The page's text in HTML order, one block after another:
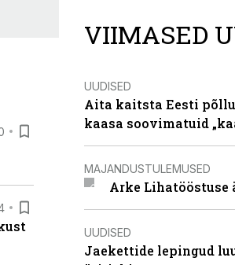
VIIMASED
UUDISED
Aita kaitsta Eesti
kaasa soovimatuid
MAJANDUSTULEMUSED
Arke Lihatööstuse
UUDISED
Jaekettide lepingud